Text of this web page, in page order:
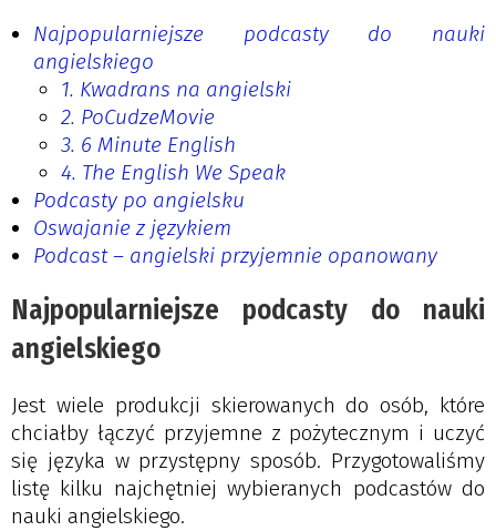
Najpopularniejsze podcasty do nauki
angielskiego
1. Kwadrans na angielski
2. PoCudzeMovie
3. 6 Minute English
4. The English We Speak
Podcasty po angielsku
Oswajanie z językiem
Podcast – angielski przyjemnie opanowany
Najpopularniejsze podcasty do nauki
angielskiego
Jest wiele produkcji skierowanych do osób, które
chciałby łączyć przyjemne z pożytecznym i uczyć
się języka w przystępny sposób. Przygotowaliśmy
listę kilku najchętniej wybieranych podcastów do
nauki angielskiego.